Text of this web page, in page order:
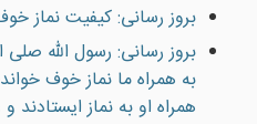
بروز رسانی: کیفیت نماز
بروز رسانی: رسول الله صلی
به همراه ما نماز خوف
همراه او به نماز ایستادند